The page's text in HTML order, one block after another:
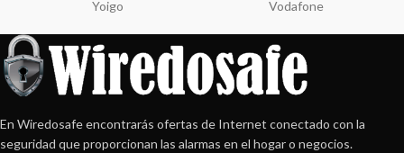
Yoigo Vodafone
En Wiredosafe encontrarás ofertas de Internet conectado con la
seguridad que proporcionan las alarmas en el hogar o negocios.